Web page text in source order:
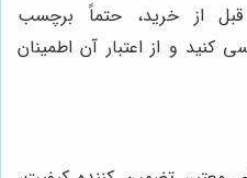
از خرید، حتماً برچسب
کنید و از اعتبار آن اطمینان